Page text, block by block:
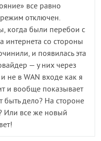
все равно
отключен.
когда были перебои с
интернета со стороны
и появилась эта
— у них через
не в WAN входе как я
и вообще показывает
быть дело? На стороне
Или все же новый